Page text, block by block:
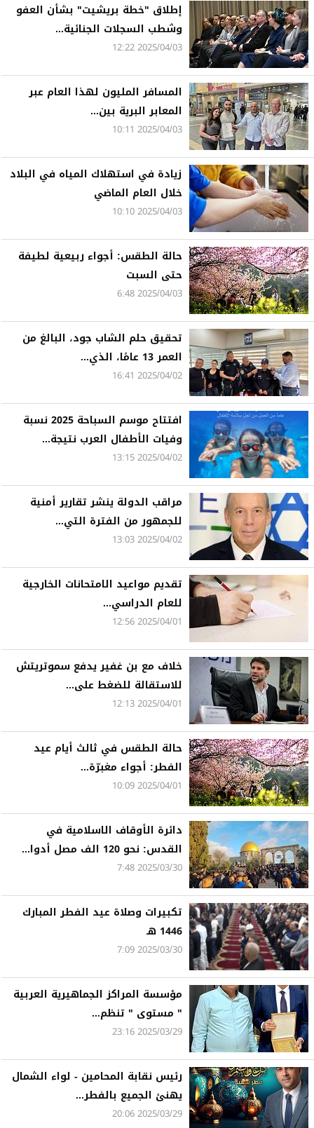
إطلاق "خطة بريشيت" بشأن العفو
وشطب السجلات الجنائية...
2025/04/03 12:22
المسافر المليون لهذا العام عبر
المعابر البرية بين...
2025/04/03 10:11
زيادة في استهلاك المياه في البلاد
خلال العام الماضي
2025/04/03 10:10
حالة الطقس: أجواء ربيعية لطيفة
حتى السبت
2025/04/03 6:48
تحقيق حلم الشاب جود، البالغ من
العمر 13 عامًا، الذي...
2025/04/02 16:41
افتتاح موسم السباحة 2025 نسبة
وفيات الأطفال العرب نتيجة...
2025/04/02 13:15
مراقب الدولة ينشر تقارير أمنية
للجمهور من الفترة التي...
2025/04/02 13:03
تقديم مواعيد الامتحانات الخارجية
للعام الدراسي...
2025/04/01 12:56
خلاف مع بن غفير يدفع سموتريتش
للاستقالة للضغط على...
2025/04/01 12:13
حالة الطقس في ثالث أيام عيد
الفطر: أجواء مغبرّة...
2025/04/01 10:09
دائرة الأوقاف الاسلامية في
القدس: نحو 120 الف مصل أدوا...
2025/03/30 7:48
تكبيرات وصلاة عيد الفطر المبارك
1446 هـ
2025/03/30 7:09
مؤسسة المراكز الجماهيرية العربية
" مستوى " تنظم...
2025/03/29 23:16
رئيس نقابة المحامين - لواء الشمال
يهنئ الجميع بالفطر...
2025/03/29 20:06